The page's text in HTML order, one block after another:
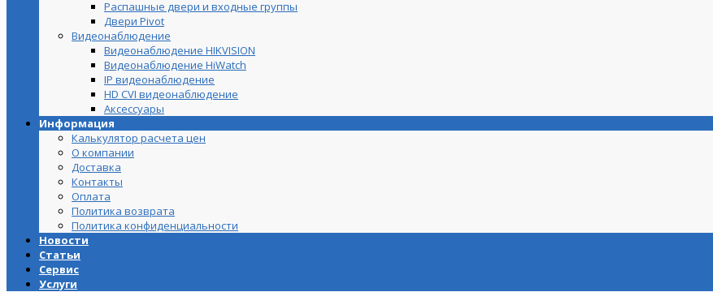
Распашные двери и входные группы
Двери Pivot
Видеонаблюдение
Видеонаблюдение HIKVISION
Видеонаблюдение HiWatch
IP видеонаблюдение
HD CVI видеонаблюдение
Аксессуары
Информация
Калькулятор расчета цен
О компании
Доставка
Контакты
Оплата
Политика возврата
Политика конфиденциальности
Новости
Статьи
Сервис
Услуги